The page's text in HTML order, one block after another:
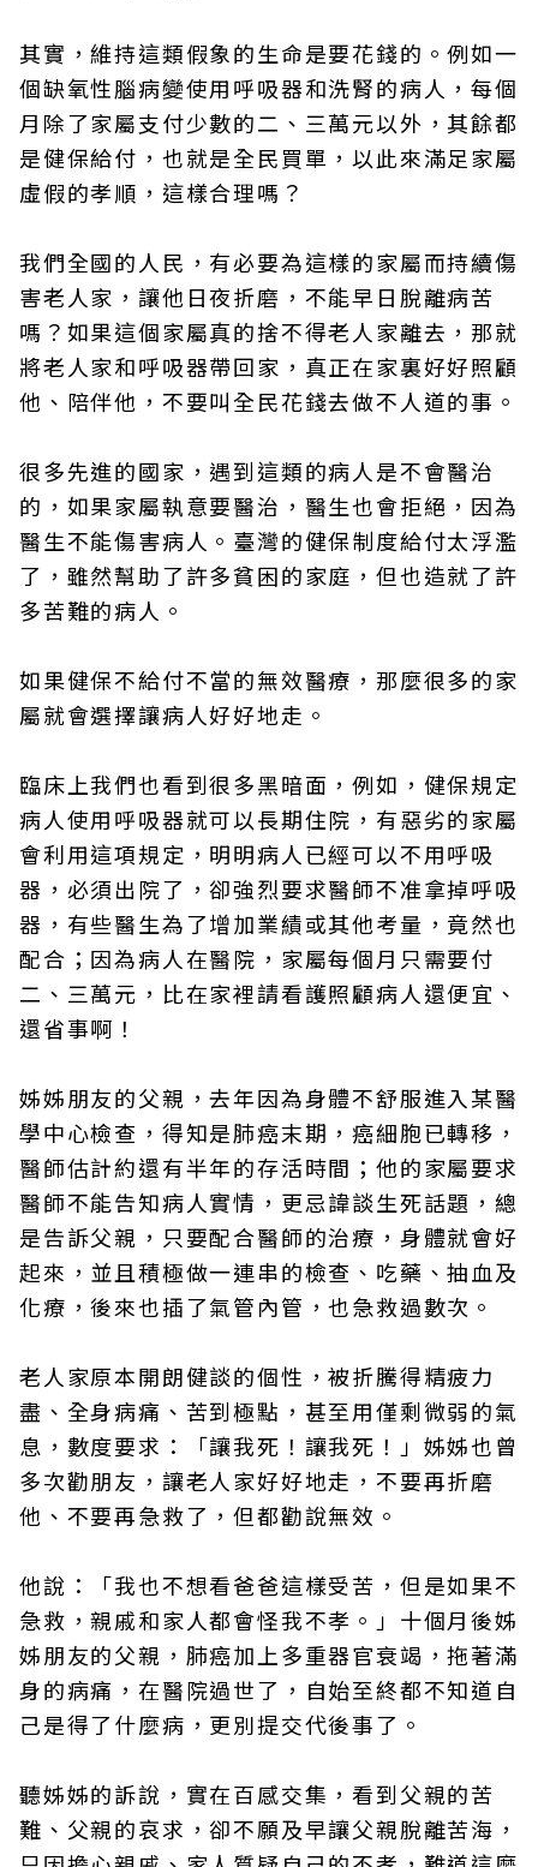
其實，維持這類假象的生命是要花錢的。例如一
個缺氧性腦病變使用呼吸器和洗腎的病人，每個
月除了家屬支付少數的二、三萬元以外，其餘都
是健保給付，也就是全民買單，以此來滿足家屬
虛假的孝順，這樣合理嗎？
我們全國的人民，有必要為這樣的家屬而持續傷
害老人家，讓他日夜折磨，不能早日脫離病苦
嗎？如果這個家屬真的捨不得老人家離去，那就
將老人家和呼吸器帶回家，真正在家裏好好照顧
他、陪伴他，不要叫全民花錢去做不人道的事。
很多先進的國家，遇到這類的病人是不會醫治
的，如果家屬執意要醫治，醫生也會拒絕，因為
醫生不能傷害病人。臺灣的健保制度給付太浮濫
了，雖然幫助了許多貧困的家庭，但也造就了許
多苦難的病人。
如果健保不給付不當的無效醫療，那麼很多的家
屬就會選擇讓病人好好地走。
臨床上我們也看到很多黑暗面，例如，健保規定
病人使用呼吸器就可以長期住院，有惡劣的家屬
會利用這項規定，明明病人已經可以不用呼吸
器，必須出院了，卻強烈要求醫師不准拿掉呼吸
器，有些醫生為了增加業績或其他考量，竟然也
配合；因為病人在醫院，家屬每個月只需要付
二、三萬元，比在家裡請看護照顧病人還便宜、
還省事啊！
姊姊朋友的父親，去年因為身體不舒服進入某醫
學中心檢查，得知是肺癌末期，癌細胞已轉移，
醫師估計約還有半年的存活時間；他的家屬要求
醫師不能告知病人實情，更忌諱談生死話題，總
是告訴父親，只要配合醫師的治療，身體就會好
起來，並且積極做一連串的檢查、吃藥、抽血及
化療，後來也插了氣管內管，也急救過數次。
老人家原本開朗健談的個性，被折騰得精疲力
盡、全身病痛、苦到極點，甚至用僅剩微弱的氣
息，數度要求：「讓我死！讓我死！」姊姊也曾
多次勸朋友，讓老人家好好地走，不要再折磨
他、不要再急救了，但都勸說無效。
他說：「我也不想看爸爸這樣受苦，但是如果不
急救，親戚和家人都會怪我不孝。」十個月後姊
姊朋友的父親，肺癌加上多重器官衰竭，拖著滿
身的病痛，在醫院過世了，自始至終都不知道自
己是得了什麼病，更別提交代後事了。
聽姊姊的訴說，實在百感交集，看到父親的苦
難、父親的哀求，卻不願及早讓父親脫離苦海，